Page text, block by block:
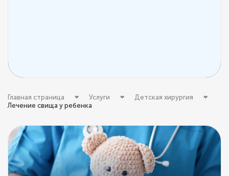
Главная страница Услуги
Детская хирургия
Лечение свища у ребенка